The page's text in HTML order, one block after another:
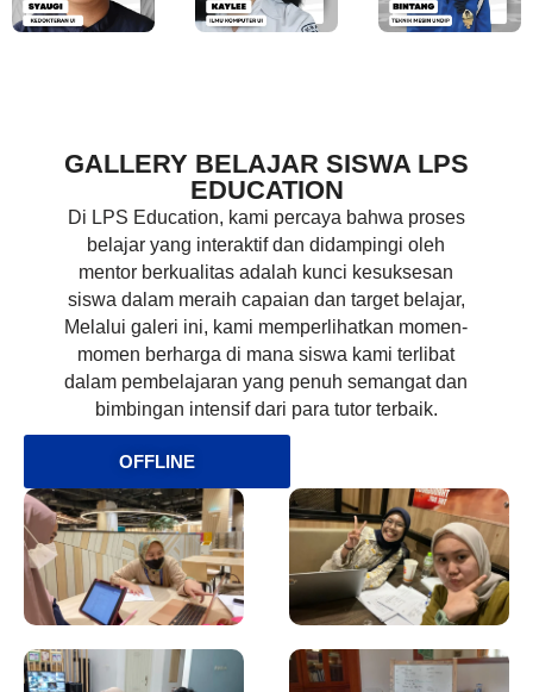
GALLERY BELAJAR SISWA LPS
EDUCATION
Di LPS Education, kami percaya bahwa proses
belajar yang interaktif dan didampingi oleh
mentor berkualitas adalah kunci kesuksesan
siswa dalam meraih capaian dan target belajar,
Melalui galeri ini, kami memperlihatkan momen-
momen berharga di mana siswa kami terlibat
dalam pembelajaran yang penuh semangat dan
bimbingan intensif dari para tutor terbaik.
OFFLINE